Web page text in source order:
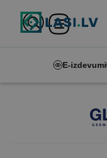
E-izdevumi